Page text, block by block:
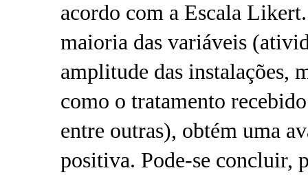
acordo com a Escala
maioria das variáveis
amplitude das instalações,
como o tratamento
entre outras), obtém uma
positiva. Pode-se concluir,